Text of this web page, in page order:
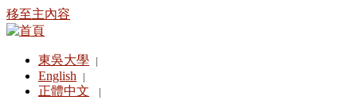
移至主內容
東吳大學
English
正體中文